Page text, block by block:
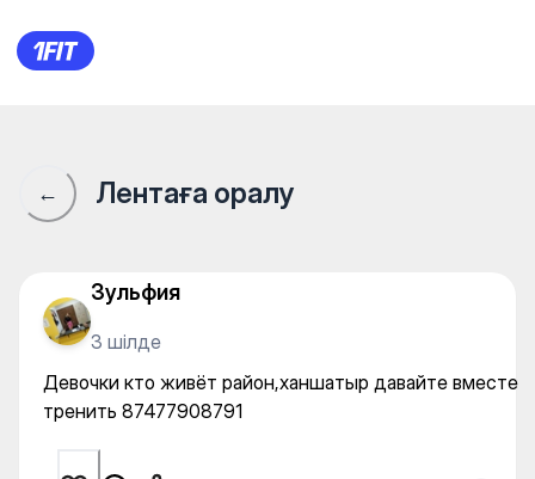
Девочки кто живёт
← Лентаға оралу
Зульфия
3 шілде
Девочки кто живёт район,ханшатыр давайте вместе
тренить 87477908791